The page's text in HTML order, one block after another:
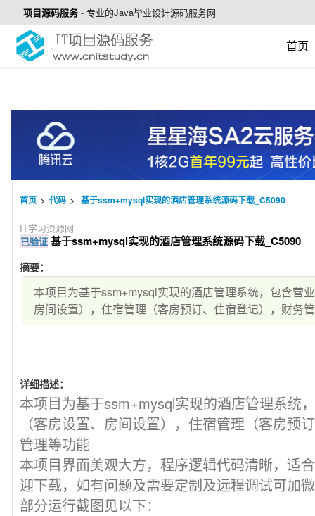
项目源码服务 - 专业的Java毕业设计源码服务网
首页
首页 > 代码 > 基于ssm+mysql实现的酒店管理系统源码下载_C5090
IT学习资源网
已验证 基于ssm+mysql实现的酒店管理系统源码下载_C5090
摘要：
本项目为基于ssm+mysql实现的酒店管理系统，包含营
房间设置），住宿管理（客房预订、住宿登记），财务
详细描述：
本项目为基于ssm+mysql实现的酒店管理系统
（客房设置、房间设置），住宿管理（客房预
管理等功能
本项目界面美观大方，程序逻辑代码清晰，适
迎下载，如有问题及需要定制及远程调试可加
部分运行截图见以下：